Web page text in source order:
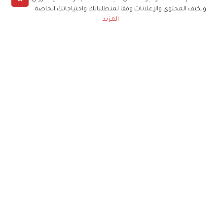
ونكيف المحتوى والإعلانات وفقا لمتطلباتك واحتياجاتك الخاصة
المزيد